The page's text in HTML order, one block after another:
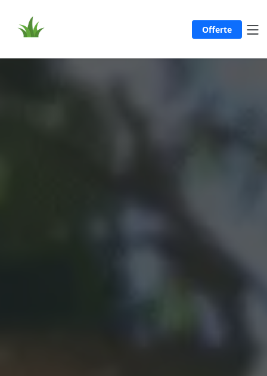
Offerte